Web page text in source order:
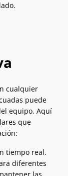
cualquier
puede
equipo. Aquí
que
tiempo real.
diferentes